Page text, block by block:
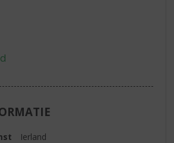
Ierland